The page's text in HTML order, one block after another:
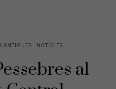
ANTIGUES NOTÍCIES
al